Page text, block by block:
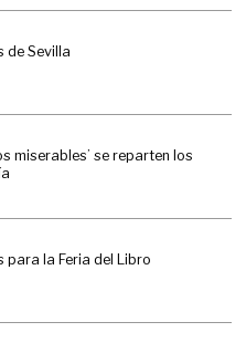
de Sevilla
miserables’ se reparten los
la Feria del Libro